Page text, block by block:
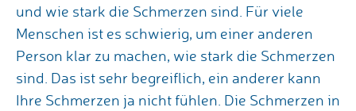
und wie stark die Schmerzen sind. Für viele
Menschen ist es schwierig, um einer anderen
Person klar zu machen, wie stark die Schmerzen
sind. Das ist sehr begreiflich, ein anderer kann
Ihre Schmerzen ja nicht fühlen. Die Schmerzen in